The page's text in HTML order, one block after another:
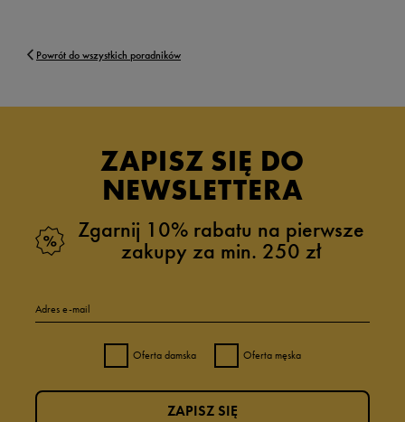
Powrót do wszystkich poradników
ZAPISZ SIĘ DO
NEWSLETTERA
Zgarnij 10% rabatu na pierwsze
zakupy za min. 250 zł
Adres e-mail
Oferta damska Oferta męska
ZAPISZ SIĘ